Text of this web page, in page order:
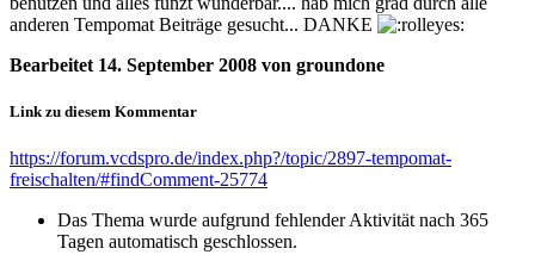
anderen Tempomat Beiträge gesucht... DANKE
Bearbeitet 14. September 2008 von groundone
Link zu diesem Kommentar
https://forum.vcdspro.de/index.php?/topic/2897-tempomat-
freischalten/#findComment-25774
Das Thema wurde aufgrund fehlender Aktivität nach 365
Tagen automatisch geschlossen.